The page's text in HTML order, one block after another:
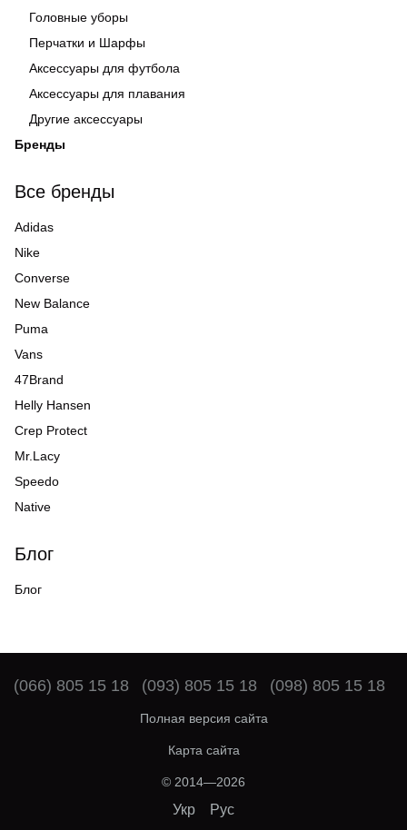
Головные уборы
Перчатки и Шарфы
Аксессуары для футбола
Аксессуары для плавания
Другие аксессуары
Бренды
Все бренды
Adidas
Nike
Converse
New Balance
Puma
Vans
47Brand
Helly Hansen
Crep Protect
Mr.Lacy
Speedo
Native
Блог
Блог
(066) 805 15 18 (093) 805 15 18 (098) 805 15 18
Полная версия сайта
Карта сайта
© 2014—2026
Укр Рус